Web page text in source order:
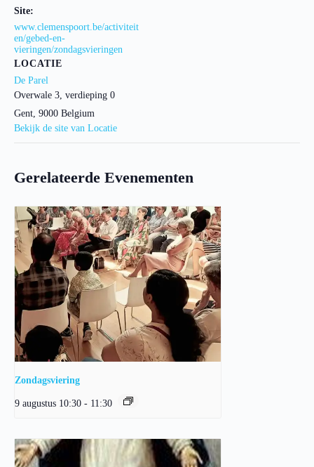
Site:
www.clemenspoort.be/activiteit
en/gebed-en-
vieringen/zondagsvieringen
LOCATIE
De Parel
Overwale 3, verdieping 0
Gent, 9000 Belgium
Bekijk de site van Locatie
Gerelateerde Evenementen
Zondagsviering
9 augustus 10:30 - 11:30